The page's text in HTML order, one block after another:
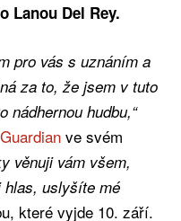
Lanou Del Rey.
pro vás s uznáním a
za to, že jsem v tuto
nádhernou hudbu,“
ve svém
věnuji vám všem,
uslyšíte mé
které vyjde 10. září.